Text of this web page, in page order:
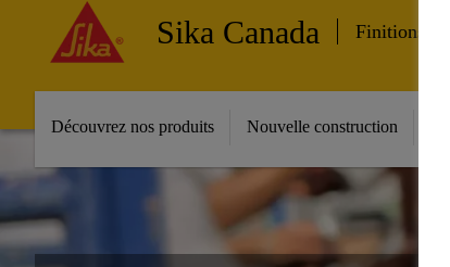
Sika Canada Finitions
Découvrez nos produits Nouvelle construction